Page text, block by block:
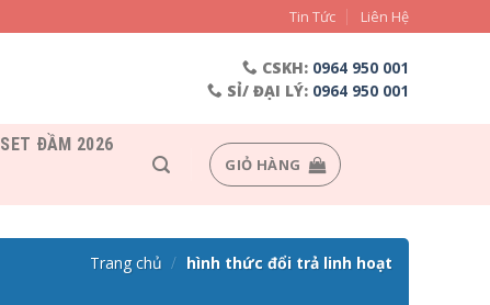
Tin Tức Liên Hệ
CSKH: 0964 950 001
SỈ/ ĐẠI LÝ: 0964 950 001
SET ĐẦM 2026
GIỎ HÀNG
trang chủ / hình thức đổi trả linh hoạt